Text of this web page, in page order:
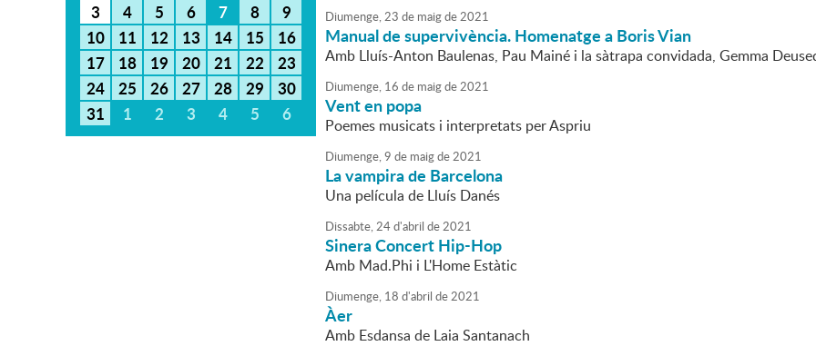
3
4 5 6 7 8
9
10
11 12 13 14 15
16
17
18 19 20 21 22
23
24
25 26 27 28 29
30
31
1 2 3 4 5 6
Diumenge,23 de maigde2021
Manual de supervivència. Homenatge a Boris Vian
Amb Lluís-Anton Baulenas, Pau Mainé i la sàtrapa convidada, Gemma
Diumenge, 16 de maigde2021
Vent en popa
Poemes musicats i interpretats per Aspriu
Diumenge,9 de maigde2021
La vampira de Barcelona
Una película de Lluís Danés
Dissabte,24d'abril de2021
Sinera Concert Hip-Hop
Amb Mad.Phi i L'Home Estàtic
Diumenge, 18 d'abril de2021
Àer
Amb Esdansa de Laia Santanach